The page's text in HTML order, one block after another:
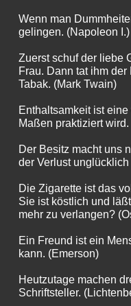
Wenn man
gelingen. (Napoleon I.)
Zuerst schuf der liebe
Frau. Dann tat ihm
Tabak. (Mark Twain)
Enthaltsamkeit ist
Maßen praktiziert
Der Besitz macht uns
der Verlust
Die Zigarette ist das
Sie ist köstlich und
mehr zu verlangen?
Ein Freund ist ein
kann. (Emerson)
Heutzutage machen
Schriftsteller.